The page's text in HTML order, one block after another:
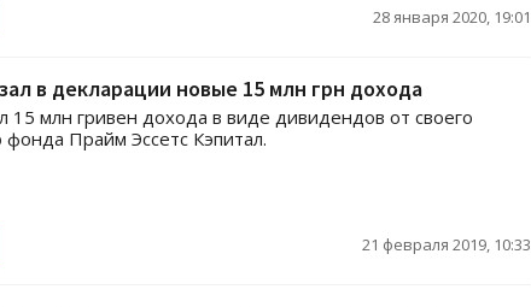
28 января 2020, 19:01
в декларации новые 15 млн грн дохода
15 млн гривен дохода в виде дивидендов от своего
Прайм Эссетс Кэпитал.
21 февраля 2019, 10:33